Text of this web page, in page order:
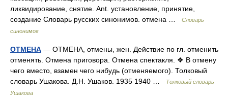
ликвидирование, снятие. Ant. установление, принятие,
создание Словарь русских синонимов. отмена …
Словарь
синонимов
ОТМЕНА — ОТМЕНА, отмены, жен. Действие по гл. отменить
отменять. Отмена приговора. Отмена спектакля. ❖ В отмену
чего вместо, взамен чего нибудь (отменяемого). Толковый
словарь Ушакова. Д.Н. Ушаков. 1935 1940 …
Толковый словарь
Ушакова